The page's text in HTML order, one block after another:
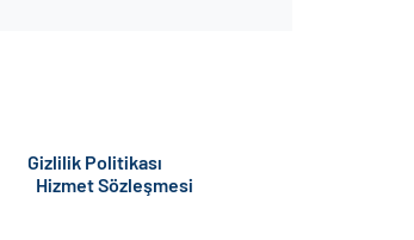
Gizlilik Politikası
Hizmet Sözleşmesi